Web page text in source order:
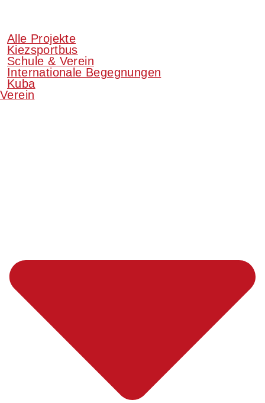
Alle Projekte
Kiezsportbus
Schule & Verein
Internationale Begegnungen
Kuba
Verein